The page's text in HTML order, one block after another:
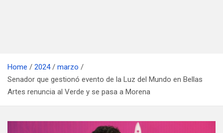
Home 2024
marzo
Senador que gestionó evento de la Luz del Mundo en Bellas
Artes renuncia al Verde y se pasa a Morena